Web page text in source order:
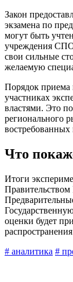
Закон
экзамена по
могут быть
учреждения
свои сильные
желаемую
Порядок приема
участниках
властями. Это
регионального
востребованных
Что
Итоги
оценки будет
# аналитика #